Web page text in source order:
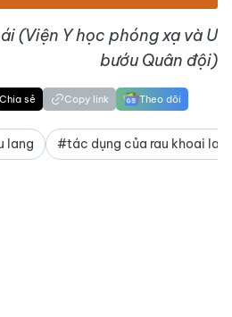
(Viện Y học phóng xạ và U
bướu Quân đội)
Chia sẻ Copy link Theo dõi
lang #tác dụng của rau khoai